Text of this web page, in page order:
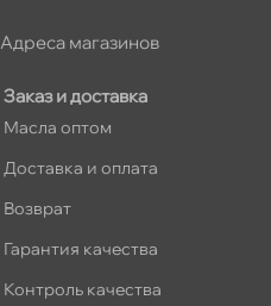
Заказ и доставка
Масла оптом
Доставка и оплата
озврат
Гарантия качества
Контроль качества
Адреса магазино